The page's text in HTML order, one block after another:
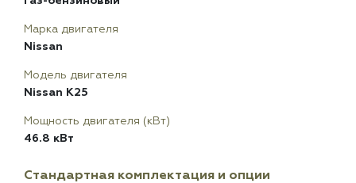
Марка двигателя
Nissan
Модель двигателя
Nissan K25
Мощность двигателя (кВт)
46.8 кВт
Стандартная комплектация и опции